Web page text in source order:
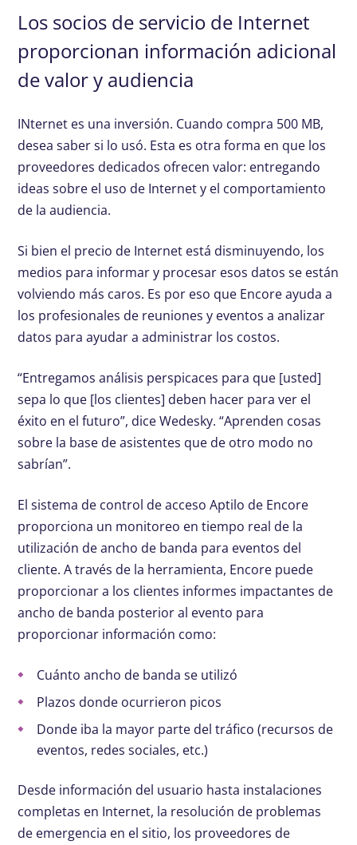
Los socios de servicio de Internet
proporcionan información adicional
de valor y audiencia
INternet es una inversión. Cuando compra 500 MB,
desea saber si lo usó. Esta es otra forma en que los
proveedores dedicados ofrecen valor: entregando
ideas sobre el uso de Internet y el comportamiento
de la audiencia.
Si bien el precio de Internet está disminuyendo, los
medios para informar y procesar esos datos se están
volviendo más caros. Es por eso que Encore ayuda a
los profesionales de reuniones y eventos a analizar
datos para ayudar a administrar los costos.
“Entregamos análisis perspicaces para que [usted]
sepa lo que [los clientes] deben hacer para ver el
éxito en el futuro”, dice Wedesky. “Aprenden cosas
sobre la base de asistentes que de otro modo no
sabrían”.
El sistema de control de acceso Aptilo de Encore
proporciona un monitoreo en tiempo real de la
utilización de ancho de banda para eventos del
cliente. A través de la herramienta, Encore puede
proporcionar a los clientes informes impactantes de
ancho de banda posterior al evento para
proporcionar información como:
Cuánto ancho de banda se utilizó
Plazos donde ocurrieron picos
Donde iba la mayor parte del tráfico (recursos de
eventos, redes sociales, etc.)
Desde información del usuario hasta instalaciones
completas en Internet, la resolución de problemas
de emergencia en el sitio, los proveedores de